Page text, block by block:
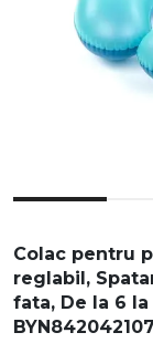
Colac pentru
reglabil,
fata, De la 6